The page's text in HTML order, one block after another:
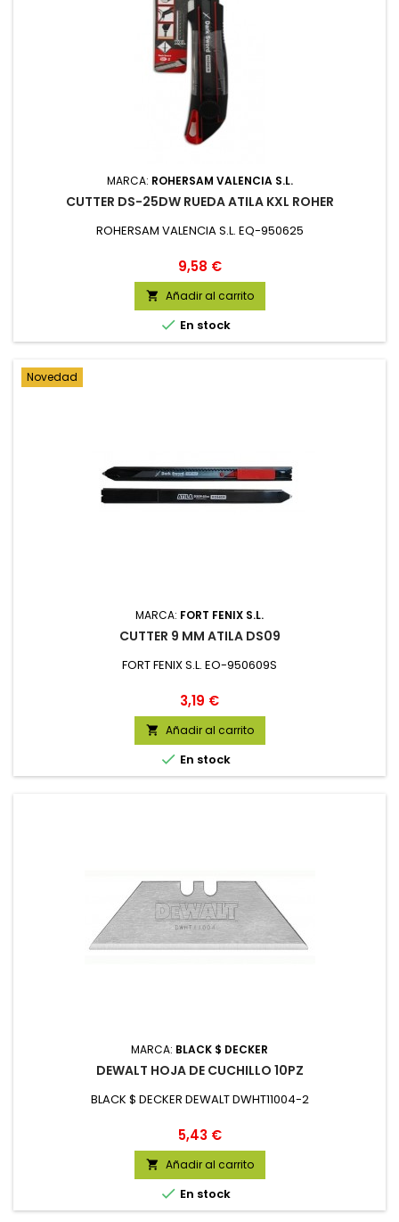
MARCA: ROHERSAM VALENCIA S.L.
CUTTER DS-25DW RUEDA ATILA KXL ROHER
ROHERSAM VALENCIA S.L. EQ-950625
Precio
9,58 €
 Añadir al carrito
 En stock
Novedad
MARCA: FORT FENIX S.L.
CUTTER 9 MM ATILA DS09
FORT FENIX S.L. EO-950609S
Precio
3,19 €
 Añadir al carrito
 En stock
MARCA: BLACK $ DECKER
DEWALT HOJA DE CUCHILLO 10PZ
BLACK $ DECKER DEWALT DWHT11004-2
Precio
5,43 €
 Añadir al carrito
 En stock